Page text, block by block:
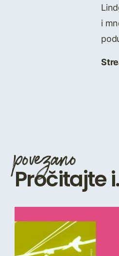
i
povezano
Pročitajte